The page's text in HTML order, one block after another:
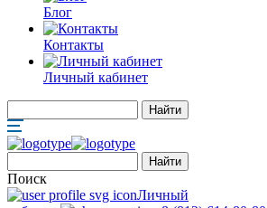
Блог
Контакты
Личный кабинет
Поиск
Личный